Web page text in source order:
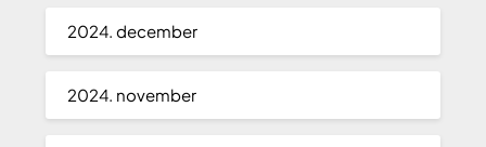
2024. december
2024. november